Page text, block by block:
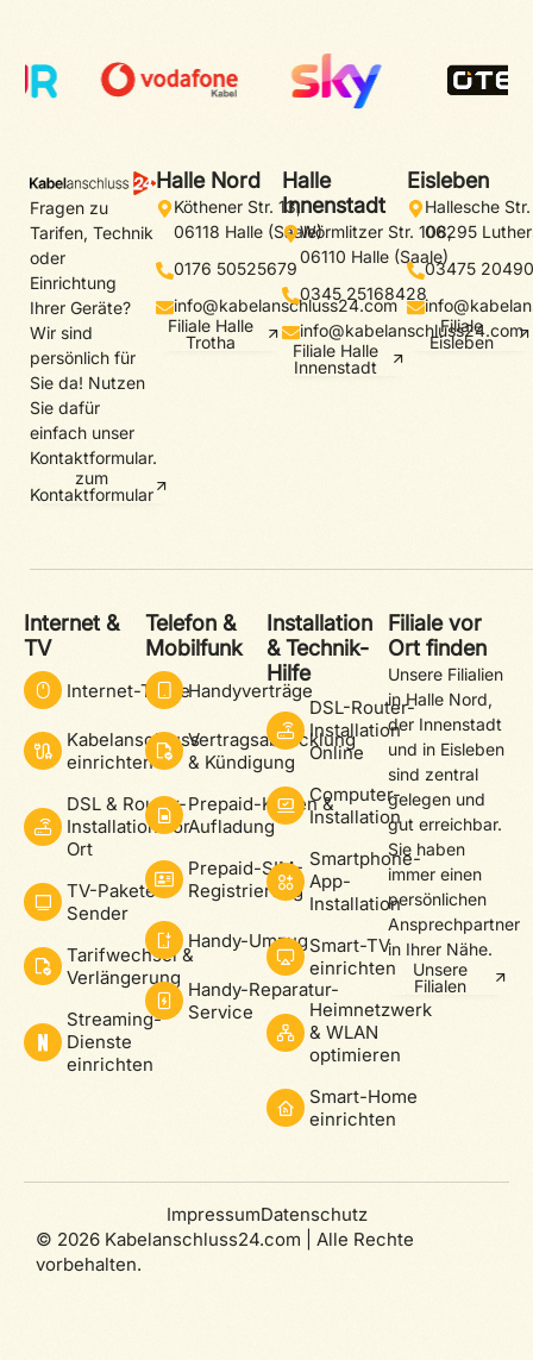
Fragen zu
Tarifen, Technik
oder
Einrichtung
Ihrer Geräte?
Wir sind
persönlich für
Sie da! Nutzen
Sie dafür
einfach unser
Kontaktformular.
zum
Kontaktformular
Halle Nord
Köthener Str. 13,
06118 Halle (Saale)
0176 50525679
info@kabelanschluss24.com
Filiale Halle
Trotha
Halle
Innenstadt
Wörmlitzer Str. 108,
06110 Halle (Saale)
0345 25168428
info@kabelanschluss24.com
Filiale Halle
Innenstadt
Eisleben
Hallesche
06295
03475
Filiale
Eisleben
Internet &
TV
Internet-Tarife
Kabelanschluss
einrichten
DSL & Router-
Installation vor
Ort
TV-Pakete &
Sender
Tarifwechsel &
Verlängerung
Streaming-
Dienste
einrichten
Telefon &
Mobilfunk
Handyverträge
Vertragsabwicklung
& Kündigung
Prepaid-Karten &
Aufladung
Prepaid-SIM-
Registrierung
Handy-Umzug
Handy-Reparatur-
Service
Installation
& Technik-
Hilfe
DSL-Router-
Installation
Online
Computer-
Installation
Smartphone-
App-
Installation
Smart-TV
einrichten
Heimnetzwerk
& WLAN
optimieren
Smart-Home
einrichten
Filiale vor
Ort finden
Unsere Filialien
in Halle Nord,
der Innenstadt
und in Eisleben
sind zentral
gelegen und
gut erreichbar.
Sie haben
immer einen
persönlichen
Ansprechpartner
in Ihrer Nähe.
Unsere
Filialen
© 2026 Kabelanschluss24.com | Alle Rechte
vorbehalten.
ImpressumDatenschutz